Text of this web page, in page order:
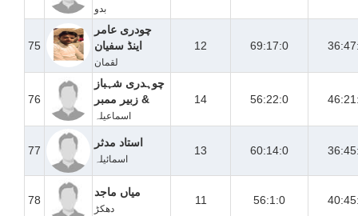
بدو
75
چودری عامر
اینڈ سفیان
لقمان
12 69:17:0
76
چوہدری شہباز
& زبیر ممبر
اسماعیلہ
14 56:22:0
77
استاد مدثر
اسمائیلہ
13 60:14:0
78
میاں ماجد
دھکڑ
11 56:1:0